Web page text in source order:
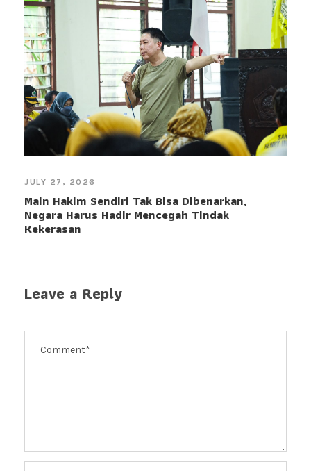
JULY 27, 2026
Main Hakim Sendiri Tak Bisa Dibenarkan,
Negara Harus Hadir Mencegah Tindak
Kekerasan
Leave a Reply